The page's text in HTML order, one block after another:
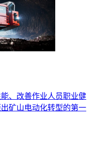
、改善作业人员职业健
矿山电动化转型的第一